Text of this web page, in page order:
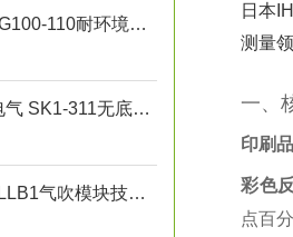
池田屋精品！三丰LG100-110耐环境线性测量头技术
池田屋精品！三井电气 SK1-311无底纸标签打印机 参数介绍
池田屋精品！SMC LLB1气吹模块技术参数与应用解析
日本
测量
一、
印刷
彩色
点百